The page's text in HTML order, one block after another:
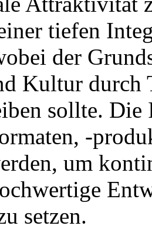
tiefen
der
Kultur durch
sollte.
-
um
setzen.